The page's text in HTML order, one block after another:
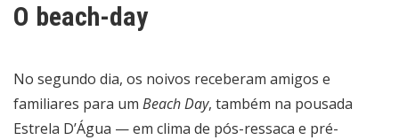
O beach-day
No segundo dia, os noivos receberam amigos e
familiares para um Beach Day, também na pousada
Estrela D’Água — em clima de pós-ressaca e pré-